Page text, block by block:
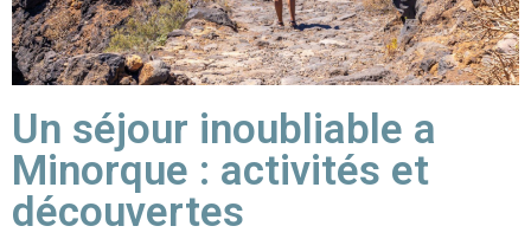
Un séjour inoubliable a
Minorque : activités et
découvertes